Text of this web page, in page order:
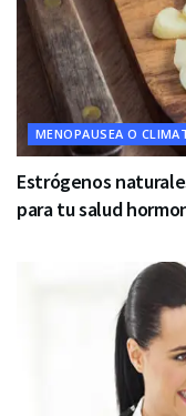
MENOPAUSEA O
Estrógenos
para tu salud